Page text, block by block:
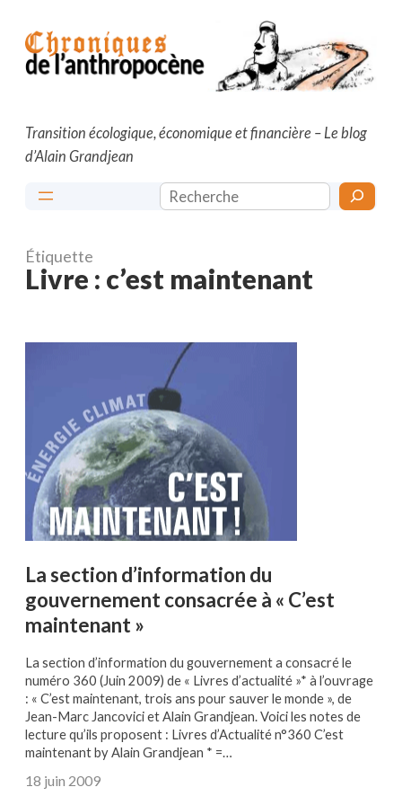
contenu
Transition écologique, économique et financière – Le blog
d’Alain Grandjean
Rechercher
Étiquette
Livre : c’est maintenant
La section d’information du
gouvernement consacrée à « C’est
maintenant »
La section d’information du gouvernement a consacré le
numéro 360 (Juin 2009) de « Livres d’actualité »* à l’ouvrage
: « C’est maintenant, trois ans pour sauver le monde », de
Jean-Marc Jancovici et Alain Grandjean. Voici les notes de
lecture qu’ils proposent : Livres d’Actualité n°360 C’est
maintenant by Alain Grandjean * =…
18 juin 2009